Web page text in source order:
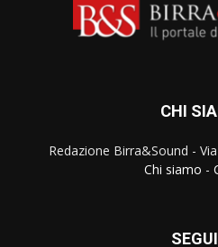
CHI
Redazione Birra&Sound -
Chi siamo -